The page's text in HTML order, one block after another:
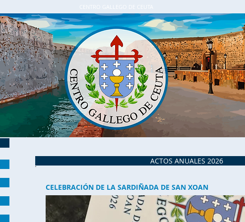
CENTRO GALLEGO DE CEUTA
ACTOS ANUALES 2026
CELEBRACIÓN DE LA SARDIÑADA DE SAN XOAN